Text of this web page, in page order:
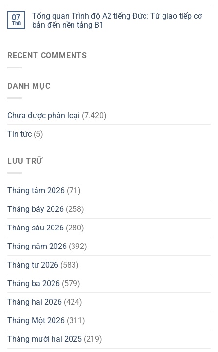
07
Th8
Tổng quan Trình độ A2 tiếng Đức: Từ giao tiếp cơ
bản đến nền tảng B1
RECENT COMMENTS
DANH MỤC
Chưa được phân loại (7.420)
Tin tức (5)
LƯU TRỮ
Tháng tám 2026 (71)
Tháng bảy 2026 (258)
Tháng sáu 2026 (280)
Tháng năm 2026 (392)
Tháng tư 2026 (583)
Tháng ba 2026 (579)
Tháng hai 2026 (424)
Tháng Một 2026 (311)
Tháng mười hai 2025 (219)